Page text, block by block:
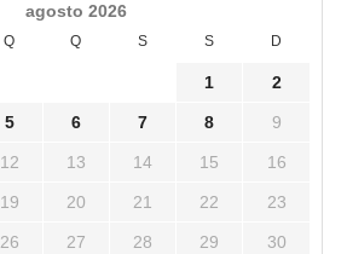
agosto 2026
Q Q S S D
1 2
5 6 7 8 9
12 13 14 15 16
19 20 21 22 23
26 27 28 29 30